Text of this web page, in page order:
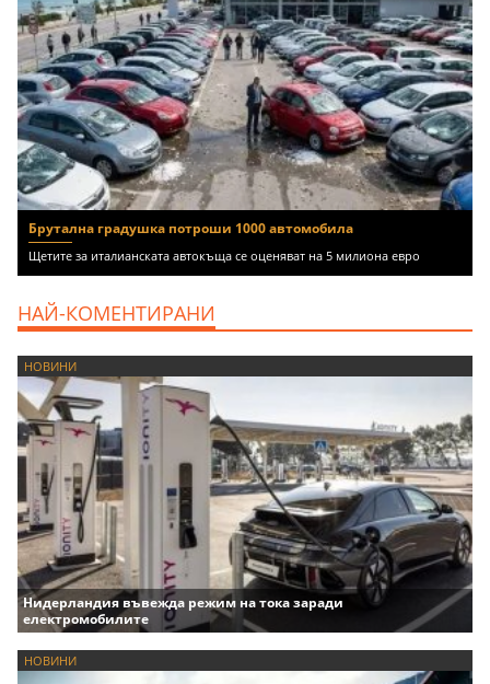
Брутална градушка потроши 1000 автомобила
Щетите за италианската автокъща се оценяват на 5 милиона евро
НАЙ-КОМЕНТИРАНИ
НОВИНИ
Нидерландия въвежда режим на тока заради
електромобилите
НОВИНИ